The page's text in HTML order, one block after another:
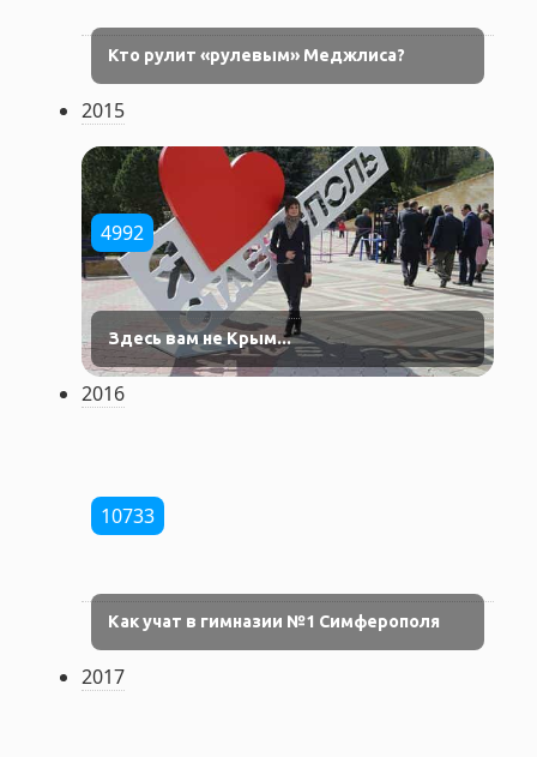
Кто рулит «рулевым» Меджлиса?
2015
4992
Здесь вам не Крым...
2016
10733
Как учат в гимназии №1 Симферополя
2017